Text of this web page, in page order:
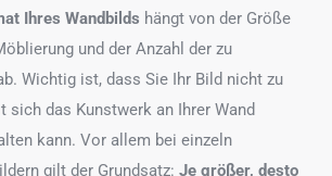
Ihres Wandbilds hängt von der Größe
und der Anzahl der zu
Wichtig ist, dass Sie Ihr Bild nicht zu
sich das Kunstwerk an Ihrer Wand
kann. Vor allem bei einzeln
gilt der Grundsatz: Je größer, desto